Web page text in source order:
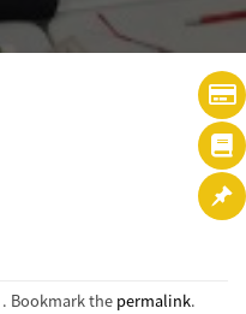
. Bookmark the permalink.